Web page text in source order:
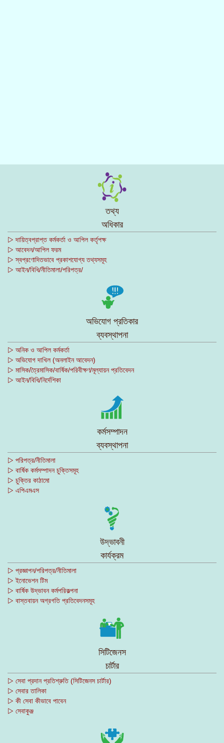
তথ্য
অধিকার
▷ দায়িত্বপ্রাপ্ত কর্মকর্তা ও আপিল কর্তৃপক্ষ
▷ আবেদন/আপিল ফরম
▷ স্বপ্রণোদিতভাবে প্রকাশযোগ্য তথ্যসমূহ
▷ আইন/বিধি/নীতিমালা/পরিপত্র/
অভিযোগ প্রতিকার
ব্যবস্থাপনা
▷ অনিক ও আপিল কর্মকর্তা
▷ অভিযোগ দাখিল (অনলাইন আবেদন)
▷ মাসিক/ত্রৈমাসিক/বার্ষিক/পরিবীক্ষণ/মূল্যায়ন প্রতিবেদন
▷ আইন/বিধি/নির্দেশিকা
কর্মসম্পাদন
ব্যবস্থাপনা
▷ পরিপত্র/নীতিমালা
▷ বার্ষিক কর্মসম্পাদন চুক্তিসমূহ
▷ চুক্তির কাঠামো
▷ এপিএমএস
উদ্ভাবনী
কার্যক্রম
▷ প্রজ্ঞাপন/পরিপত্র/নীতিমালা
▷ ইনোভেশন টিম
▷ বার্ষিক উদ্ভাবন কর্মপরিকল্পনা
▷ বাস্তবায়ন অগ্রগতি প্রতিবেদনসমূহ
সিটিজেনস
চার্টার
▷ সেবা প্রদান প্রতিশ্রুতি (সিটিজেনস চার্টার)
▷ সেবার তালিকা
▷ কী সেবা কীভাবে পাবেন
▷ সেবাকুঞ্জ